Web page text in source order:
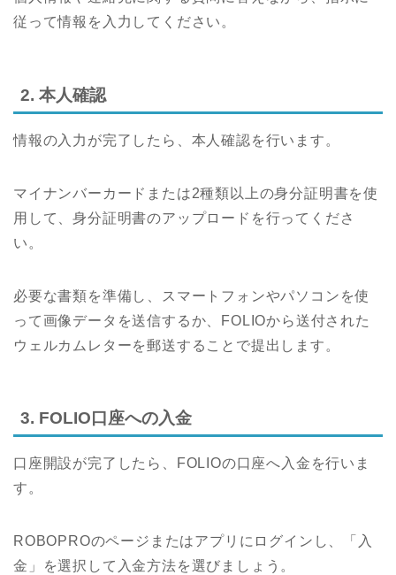
従って情報を入力してください。
2. 本人確認
情報の入力が完了したら、本人確認を行います。
マイナンバーカードまたは2種類以上の身分証明書を使
用して、身分証明書のアップロードを行ってくださ
い。
必要な書類を準備し、スマートフォンやパソコンを使
って画像データを送信するか、FOLIOから送付された
ウェルカムレターを郵送することで提出します。
3. FOLIO口座への入金
口座開設が完了したら、FOLIOの口座へ入金を行いま
す。
ROBOPROのページまたはアプリにログインし、「入
金」を選択して入金方法を選びましょう。